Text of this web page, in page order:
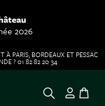
2026
À PARIS, BORDEAUX ET PESSAC
? 01 82 82 20 34